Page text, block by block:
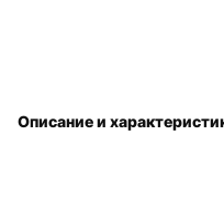
Описание и